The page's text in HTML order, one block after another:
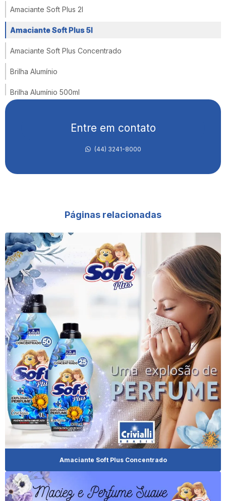
Amaciante Soft Plus 2l
Amaciante Soft Plus 5l
Amaciante Soft Plus Concentrado
Brilha Alumínio
Brilha Alumínio 500ml
Brilha Inox Spray
Cera De Carnaúba Facille Incolor
Cera De Carnaúba Líquida
Cera De Carnaúba Para Madeira
Cera De Carnaúba Para Madeira De Demolição
Cera De Carnaúba Para Madeira Escura
Cera De Carnaúba Para Madeira Incolor
Cera De Carnaúba Para Madeira Líquida
Cera De Carnaúba Para Madeira Onde Comprar
Cera De Carnaúba Para Madeira Preço
Cera De Carnaúba Para Madeira Vermelha
Cera De Carnaúba Para Móveis De Madeira
Cera De Carnaúba Preço
Cera Para Móveis Demolição
Cera Móveis De Madeira
Entre em contato
(44) 3241-8000
Páginas relacionadas
Amaciante Soft Plus Concentrado